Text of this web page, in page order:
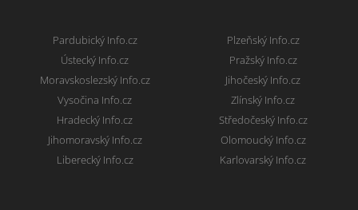
Pardubický Info.cz
Ústecký Info.cz
Moravskoslezský Info.cz
Vysočina Info.cz
Hradecký Info.cz
Jihomoravský Info.cz
Liberecký Info.cz
Plzeňský Info.cz
Pražský Info.cz
Jihočeský Info.cz
Zlínský Info.cz
Středočeský Info.cz
Olomoucký Info.cz
Karlovarský Info.cz